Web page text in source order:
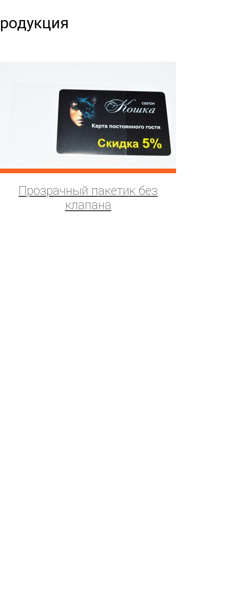
Прозрачный пакетик без
клапана